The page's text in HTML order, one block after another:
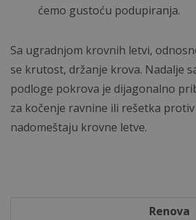
ćemo gustoću podupiranja.
Sa ugradnjom krovnih letvi,
se krutost, držanje krova. Nadalje
podloge pokrova je dijagonalno
za kočenje ravnine ili rešetka
nadomeštaju krovne letve.
Renova